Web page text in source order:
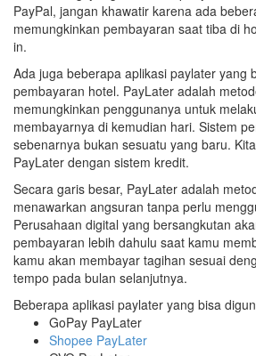
PayPal, jangan khawatir karena ada
memungkinkan pembayaran saat tiba di
in.
Ada juga beberapa aplikasi paylater yang
pembayaran hotel. PayLater adalah
memungkinkan penggunanya untuk
membayarnya di kemudian hari. Sistem
sebenarnya bukan sesuatu yang baru.
PayLater dengan sistem kredit.
Secara garis besar, PayLater adalah
menawarkan angsuran tanpa perlu
Perusahaan digital yang bersangkutan
pembayaran lebih dahulu saat kamu
kamu akan membayar tagihan sesuai
tempo pada bulan selanjutnya.
Beberapa aplikasi paylater yang bisa
GoPay PayLater
Shopee PayLater